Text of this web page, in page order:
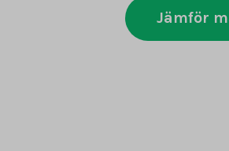
Jämför